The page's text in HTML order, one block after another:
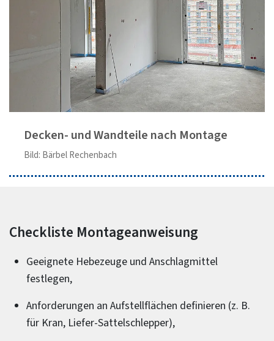
Decken- und Wandteile nach Montage
Bild: Bärbel Rechenbach
Checkliste Montageanweisung
Geeignete Hebezeuge und Anschlagmittel
festlegen,
Anforderungen an Aufstellflächen definieren (z. B.
für Kran, Liefer-Sattelschlepper),